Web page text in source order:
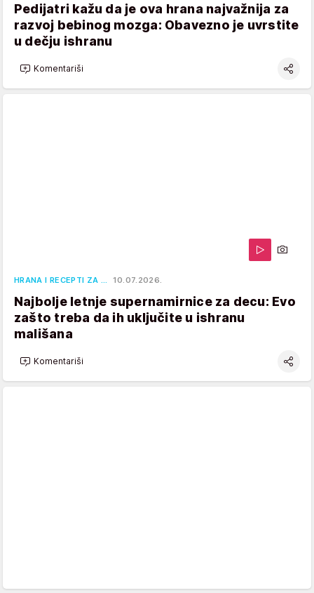
Pedijatri kažu da je ova hrana najvažnija za
razvoj bebinog mozga: Obavezno je uvrstite
u dečju ishranu
Komentariši
HRANA I RECEPTI ZA … 10.07.2026.
Najbolje letnje supernamirnice za decu: Evo
zašto treba da ih uključite u ishranu
mališana
Komentariši